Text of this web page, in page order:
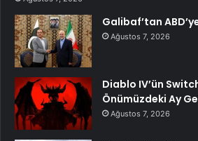
Galibaf’tan
Ağustos 7, 2026
Diablo IV’ün
Önümüzdeki Ay
Ağustos 7, 2026